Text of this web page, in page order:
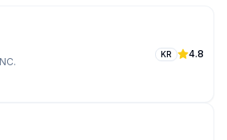
KR 4.8